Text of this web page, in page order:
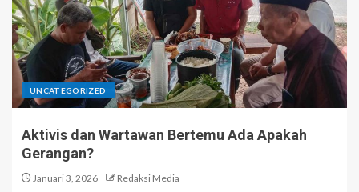
UNCATEGORIZED
Aktivis dan Wartawan Bertemu Ada Apakah
Gerangan?
Januari 3, 2026 Redaksi Media